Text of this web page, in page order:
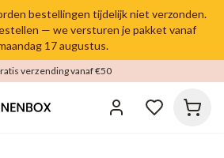
bestellingen tijdelijk niet verzonden.
— we versturen je pakket vanaf
17 augustus.
verzending vanaf €50